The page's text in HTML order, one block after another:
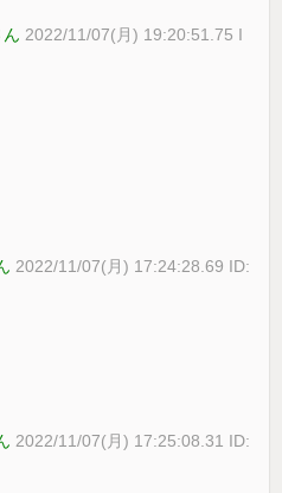
2022/11/07(月) 19:20:51.75 I
2022/11/07(月) 17:24:28.69 ID:
2022/11/07(月) 17:25:08.31 ID: